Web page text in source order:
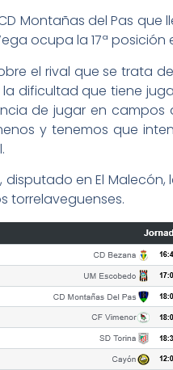
Montañas del Pas que
ocupa la 17ª
el rival que se trata
dificultad que tiene
de jugar en campos
y tenemos que
disputado en El
torrelaveguenses.